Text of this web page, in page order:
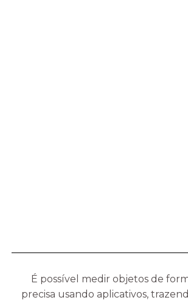
É possível medir objetos de
precisa usando aplicativos,